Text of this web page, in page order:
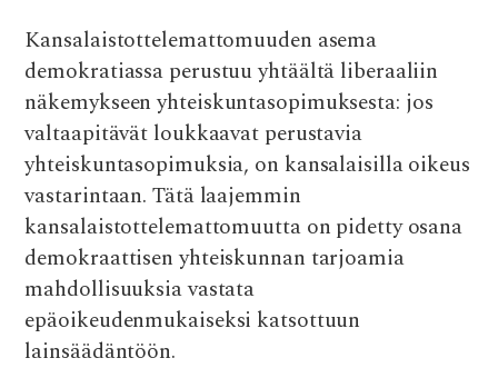
Kansalaistottelemattomuuden asema
demokratiassa perustuu yhtäältä liberaaliin
näkemykseen yhteiskuntasopimuksesta: jos
valtaapitävät loukkaavat perustavia
yhteiskuntasopimuksia, on kansalaisilla oikeus
vastarintaan. Tätä laajemmin
kansalaistottelemattomuutta on pidetty osana
demokraattisen yhteiskunnan tarjoamia
mahdollisuuksia vastata
epäoikeudenmukaiseksi katsottuun
lainsäädäntöön.